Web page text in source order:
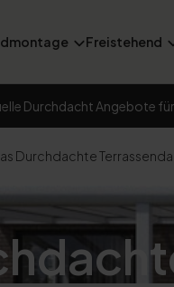
Freistehend
Durchdacht Angebote
Durchdachte